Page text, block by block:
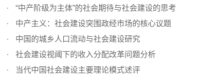
“中产阶级为主体”的社会期待与社会建设的思考
中产主义：社会建设突围政经市场的核心议题
中国的城乡人口流动与社会建设研究
社会建设视阈下的收入分配改革问题分析
当代中国社会建设主要理论模式述评